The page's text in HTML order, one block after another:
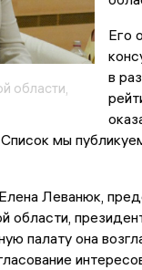
области,
Его
в
мы
Леванюк,
области,
палату она